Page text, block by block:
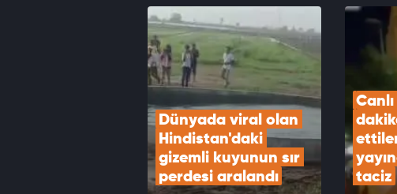
Yeni Parti’li
Uyuşturucu
VIDEOYU İZLE
Dünyada viral olan
Hindistan'daki
gizemli kuyunun sır
perdesi aralandı
taciz